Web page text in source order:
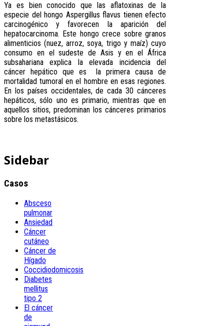
Ya es bien conocido que las aflatoxinas de la
especie del hongo Aspergillus flavus tienen efecto
carcinogénico y favorecen la aparición del
hepatocarcinoma. Este hongo crece sobre granos
alimenticios (nuez, arroz, soya, trigo y maíz) cuyo
consumo en el sudeste de Asis y en el África
subsahariana explica la elevada incidencia del
cáncer hepático que es la primera causa de
mortalidad tumoral en el hombre en esas regiones.
En los países occidentales, de cada 30 cánceres
hepáticos, sólo uno es primario, mientras que en
aquellos sitios, predominan los cánceres primarios
sobre los metastásicos.
Sidebar
Casos
Absceso
pulmonar
Ansiedad
Cáncer
cutáneo
Cáncer de
Hígado
Coccidiodomicosis
Diabetes
mellitus
tipo 2
El cáncer
de